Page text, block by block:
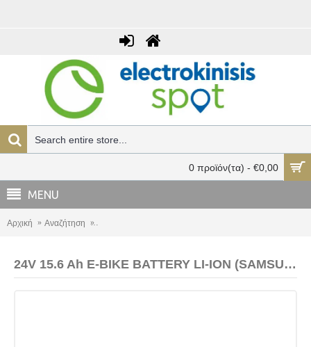
0 προϊόν(τα) - €0,00
MENU
Αρχική Αναζήτηση 24V 15.6 Ah E-BIKE BATTERY LI-ION (SAMSUNG)
24V 15.6 Ah E-BIKE BATTERY LI-ION (SAMSUNG) επαναφορτιζόμενη έτοιμη για χρήση (χωρίς φορτιστή)